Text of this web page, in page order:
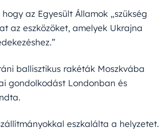
az Egyesült Államok „szükség
az eszközöket, amelyek Ukrajna
ballisztikus rakéták Moszkvába
gondolkodást Londonban és
eszkalálta a helyzetet.